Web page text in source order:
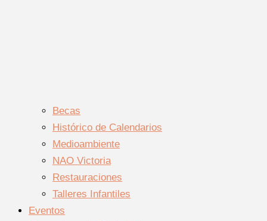
Becas
Histórico de Calendarios
Medioambiente
NAO Victoria
Restauraciones
Talleres Infantiles
Eventos